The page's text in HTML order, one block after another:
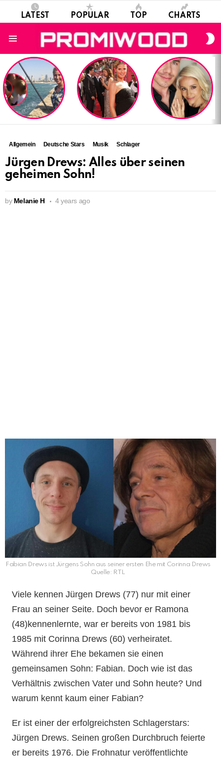
LATEST POPULAR TOP CHARTS
LATEST
STORIES
Allgemein Deutsche Stars Musik Schlager
Jürgen Drews: Alles über seinen
geheimen Sohn!
by Melanie H 4 years ago
Fabian Drews ist Jürgens Sohn aus seiner ersten Ehe mit Corinna Drews
Quelle: RTL
Viele kennen Jürgen Drews (77) nur mit einer
Frau an seiner Seite. Doch bevor er Ramona
(48)kennenlernte, war er bereits von 1981 bis
1985 mit Corinna Drews (60) verheiratet.
Während ihrer Ehe bekamen sie einen
gemeinsamen Sohn: Fabian. Doch wie ist das
Verhältnis zwischen Vater und Sohn heute? Und
warum kennt kaum einer Fabian?
Er ist einer der erfolgreichsten Schlagerstars:
Jürgen Drews. Seinen großen Durchbruch feierte
er bereits 1976. Die Frohnatur veröffentlichte